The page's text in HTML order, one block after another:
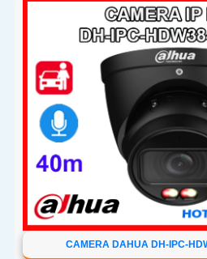
512GB, tích hợp micro ghi âm,
nhận diện chính xác người và
CAMERA DAHUA DH-IPC-